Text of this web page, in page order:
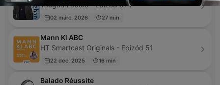
Vaughan Radio - Epizód 574
02 márc. 2026 27 min
Mann Ki ABC
HT Smartcast Originals - Epizód 51
22 dec. 2025 16 min
Balado Réussite